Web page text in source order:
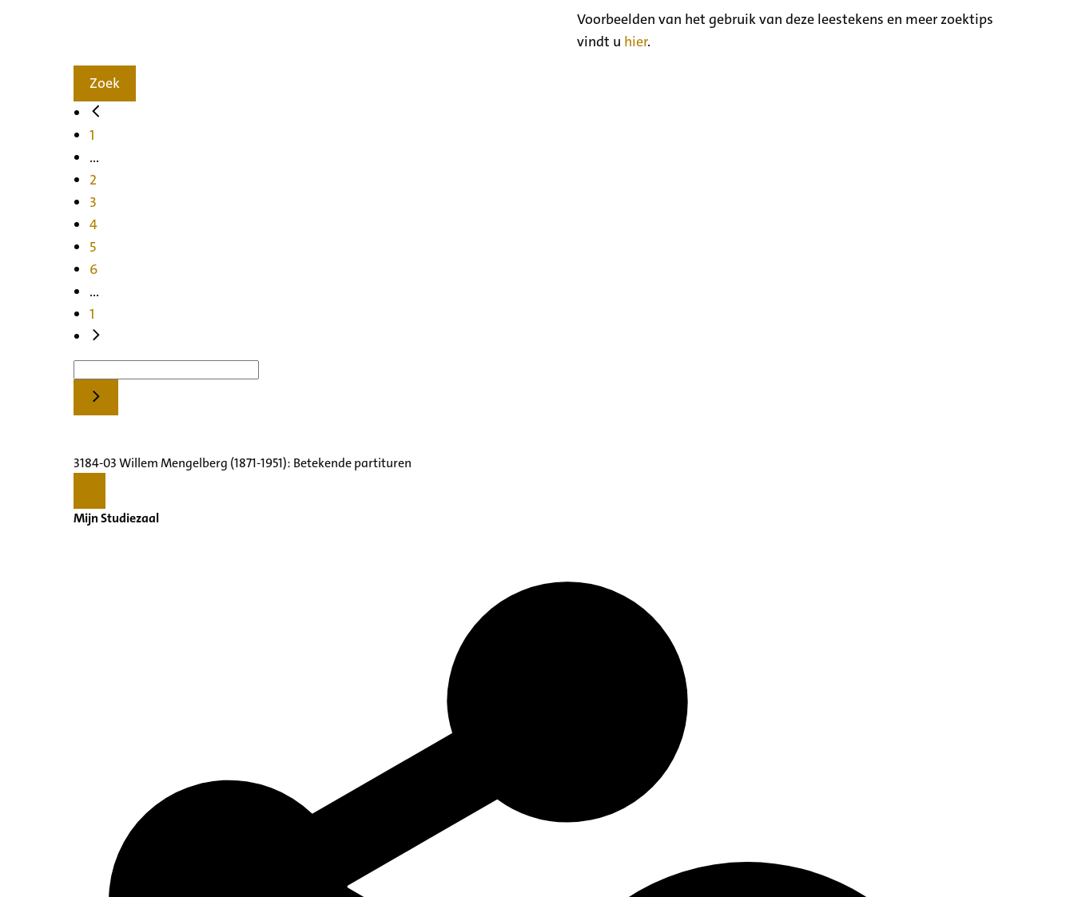
Voorbeelden van het gebruik van deze leestekens en meer zoektips
vindt u hier.
Zoek
1
...
2
3
4
5
6
...
1
3184-03 Willem Mengelberg (1871-1951): Betekende partituren
Mijn Studiezaal